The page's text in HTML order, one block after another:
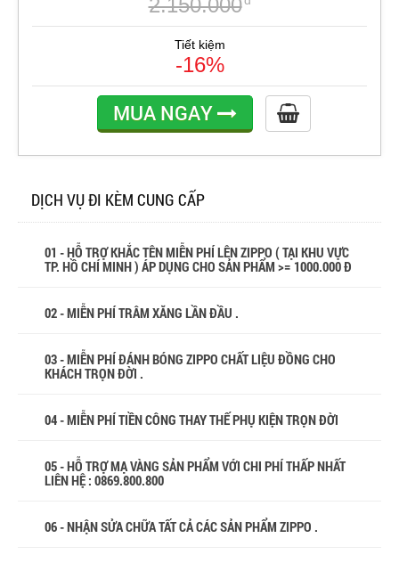
Tiết kiệm
-16%
MUA NGAY
DỊCH VỤ ĐI KÈM CUNG CẤP
01 - HỖ TRỢ KHẮC TÊN MIỄN PHÍ LÊN ZIPPO ( TẠI KHU VỰC
TP. HỒ CHÍ MINH ) ÁP DỤNG CHO SẢN PHẨM >= 1000.000 Đ
02 - MIỄN PHÍ TRÂM XĂNG LẦN ĐẦU .
03 - MIỄN PHÍ ĐÁNH BÓNG ZIPPO CHẤT LIỆU ĐỒNG CHO
KHÁCH TRỌN ĐỜI .
04 - MIỄN PHÍ TIỀN CÔNG THAY THẾ PHỤ KIỆN TRỌN ĐỜI
05 - HỖ TRỢ MẠ VÀNG SẢN PHẨM VỚI CHI PHÍ THẤP NHẤT
LIÊN HỆ : 0869.800.800
06 - NHẬN SỬA CHỮA TẤT CẢ CÁC SẢN PHẨM ZIPPO .